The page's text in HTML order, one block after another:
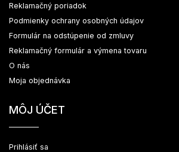
Reklamačný poriadok
Podmienky ochrany osobných údajov
Formulár na odstúpenie od zmluvy
Reklamačný formulár a výmena tovaru
O nás
Moja objednávka
MÔJ ÚČET
Prihlásiť sa